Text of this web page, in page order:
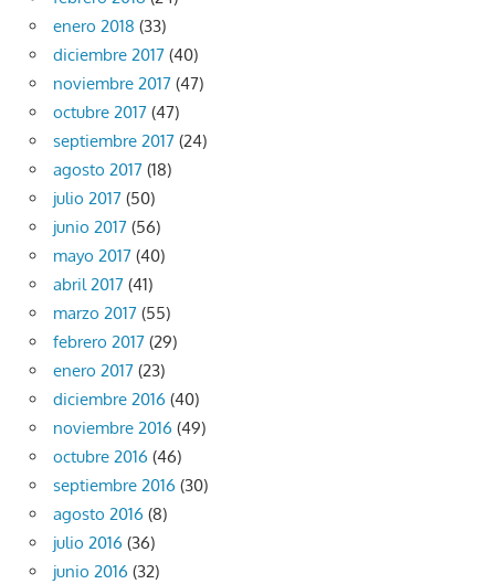
enero 2018 (33)
diciembre 2017 (40)
noviembre 2017 (47)
octubre 2017 (47)
septiembre 2017 (24)
agosto 2017 (18)
julio 2017 (50)
junio 2017 (56)
mayo 2017 (40)
abril 2017 (41)
marzo 2017 (55)
febrero 2017 (29)
enero 2017 (23)
diciembre 2016 (40)
noviembre 2016 (49)
octubre 2016 (46)
septiembre 2016 (30)
agosto 2016 (8)
julio 2016 (36)
junio 2016 (32)